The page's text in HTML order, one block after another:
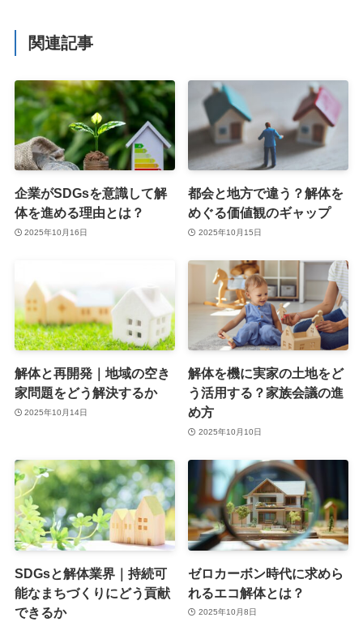
関連記事
企業がSDGsを意識して解
体を進める理由とは？
2025年10月16日
都会と地方で違う？解体を
めぐる価値観のギャップ
2025年10月15日
解体と再開発｜地域の空き
家問題をどう解決するか
2025年10月14日
解体を機に実家の土地をど
う活用する？家族会議の進
め方
2025年10月10日
SDGsと解体業界｜持続可
能なまちづくりにどう貢献
できるか
ゼロカーボン時代に求めら
れるエコ解体とは？
2025年10月8日